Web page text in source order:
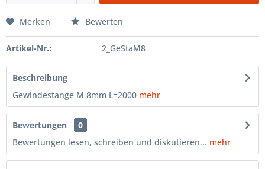
Merken Bewerten
Artikel-Nr.: 2_GeStaM8
Beschreibung
Gewindestange M 8mm L=2000 mehr
Bewertungen
0
Bewertungen lesen, schreiben und diskutieren... mehr